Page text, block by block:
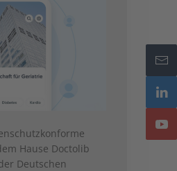
Hause Doctolib
Deutschen